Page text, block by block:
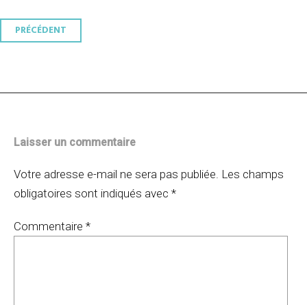
Navigation
PRÉCÉDENT
Laisser un commentaire
Votre adresse e-mail ne sera pas publiée. Les champs
obligatoires sont indiqués avec *
Commentaire *